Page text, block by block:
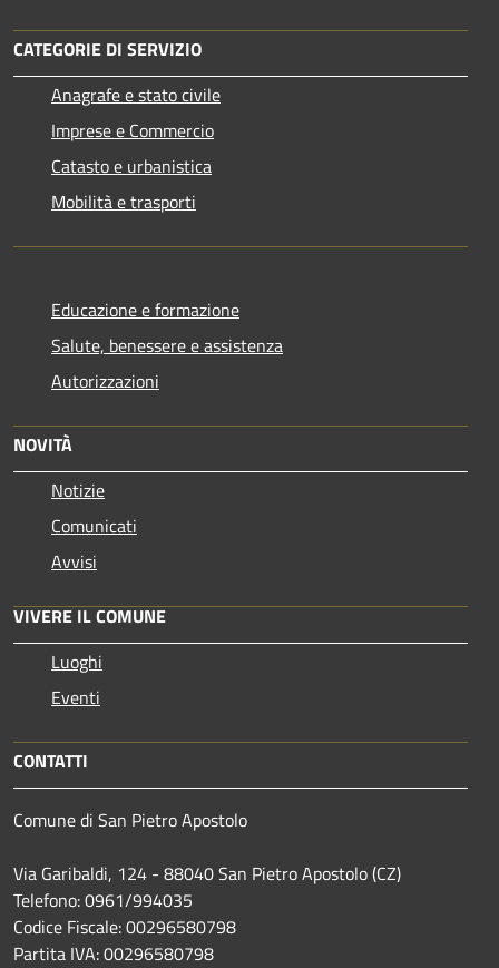
CATEGORIE DI SERVIZIO
Anagrafe e stato civile
Imprese e Commercio
Catasto e urbanistica
Mobilità e trasporti
Educazione e formazione
Salute, benessere e assistenza
Autorizzazioni
NOVITÀ
Notizie
Comunicati
Avvisi
VIVERE IL COMUNE
Luoghi
Eventi
CONTATTI
Comune di San Pietro Apostolo
Via Garibaldi, 124 - 88040 San Pietro Apostolo (CZ)
Telefono: 0961/994035
Codice Fiscale: 00296580798
Partita IVA: 00296580798